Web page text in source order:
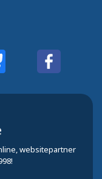
websitepartner